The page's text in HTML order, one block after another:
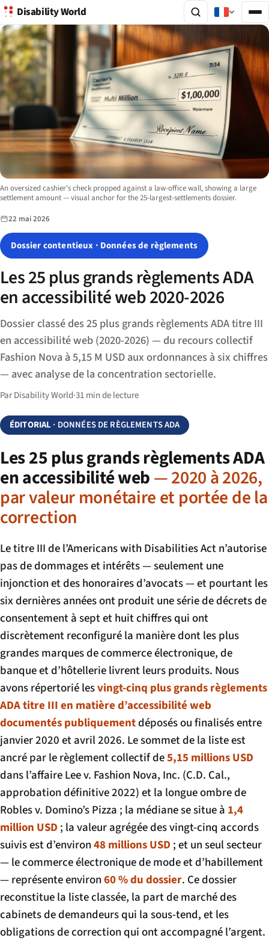
Disability World
Image description:
An oversized cashier's check propped against a law-office wall, showing a large
settlement amount — visual anchor for the 25-largest-settlements dossier.
22 mai 2026
Dossier contentieux · Données de règlements
Les 25 plus grands règlements ADA
en accessibilité web 2020-2026
Dossier classé des 25 plus grands règlements ADA titre III
en accessibilité web (2020-2026) — du recours collectif
Fashion Nova à 5,15 M USD aux ordonnances à six chiffres
— avec analyse de la concentration sectorielle.
Par Disability World·31 min de lecture
ÉDITORIAL · DONNÉES DE RÈGLEMENTS ADA
Les 25 plus grands règlements ADA
en accessibilité web— 2020 à 2026,
par valeur monétaire et portée de la
correction
Le titre III de l’Americans with Disabilities Act n’autorise
pas de dommages et intérêts — seulement une
injonction et des honoraires d’avocats — et pourtant les
six dernières années ont produit une série de décrets de
consentement à sept et huit chiffres qui ont
discrètement reconfiguré la manière dont les plus
grandes marques de commerce électronique, de
banque et d’hôtellerie livrent leurs produits. Nous
avons répertorié lesvingt-cinq plus grands règlements
ADA titre III en matière d’accessibilité web
documentés publiquementdéposés ou finalisés entre
janvier 2020 et avril 2026. Le sommet de la liste est
ancré par le règlement collectif de5,15 millions USD
dans l’affaireLee v. Fashion Nova, Inc. (C.D. Cal.,
approbation définitive 2022) et la longue ombre de
Robles v. Domino’s Pizza ; la médiane se situe à 1,4
million USD ; la valeur agrégée des vingt-cinq accords
suivis est d’environ48 millions USD ; et un seul secteur
— le commerce électronique de mode et d’habillement
— représente environ60 % du dossier. Ce dossier
reconstitue la liste classée, la part de marché des
cabinets de demandeurs qui la sous-tend, et les
obligations de correction qui ont accompagné l’argent.